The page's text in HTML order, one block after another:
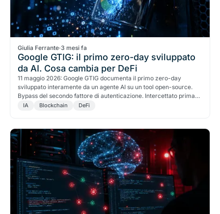
Giulia Ferrante·3 mesi fa
Google GTIG: il primo zero-day sviluppato
da AI. Cosa cambia per DeFi
11 maggio 2026: Google GTIG documenta il primo zero-day
sviluppato interamente da un agente AI su un tool open-source.
Bypass del secondo fattore di autenticazione. Intercettato prima
della distribuzione. Il confine tra sicurezza AI offensiva e difensiva
IA Blockchain DeFi